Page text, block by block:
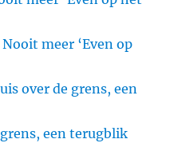
Nooit meer ‘Even op
over de grens, een
een terugblik